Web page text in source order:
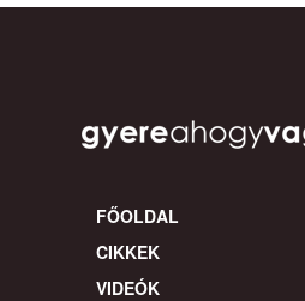
FŐOLDAL
CIKKEK
VIDEÓK